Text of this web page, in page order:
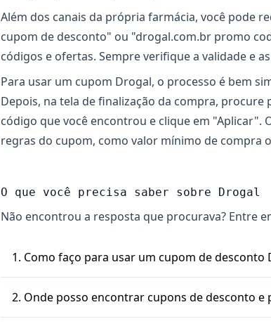
Além dos canais da própria farmácia, você pode
cupom de desconto" ou "drogal.com.br promo
códigos e ofertas. Sempre verifique a validade e
Para usar um cupom Drogal, o processo é bem
Depois, na tela de finalização da compra,
código que você encontrou e clique em "Aplicar".
regras do cupom, como valor mínimo de compra
O que você precisa saber sobre Drogal
Não encontrou a resposta que procurava? Entre
1. Como faço para usar um cupom de
Para aplicar um cupom de desconto Drogal,
2. Onde posso encontrar cupons de desconto